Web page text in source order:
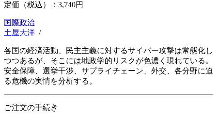
定価（税込）： 3,740円
国際政治
土屋大洋 /
各国の経済活動、民主主義に対するサイバー攻撃は常態化し
つつあるが、そこには地政学的リスクが色濃く現れている。
安全保障、選挙干渉、サプライチェーン、外交、各分野に迫
る危機の実情を分析する。
ご注文の手続き